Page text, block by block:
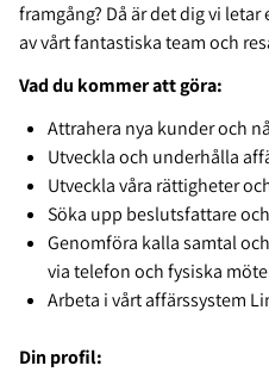
framgång? Då är det dig vi
av vårt fantastiska team och
Vad du kommer att göra:
Attrahera nya kunder och
Utveckla och underhålla
Utveckla våra rättigheter
Söka upp beslutsfattare
Genomföra kalla samtal
via telefon och fysiska
Arbeta i vårt affärssystem
Din profil: